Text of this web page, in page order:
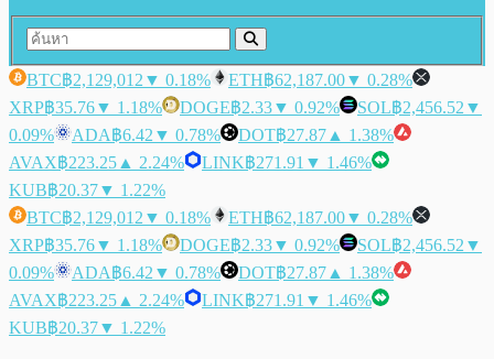
BTC฿2,129,012 ▼ 0.18% ETH฿62,187.00▼ 0.28%
XRP฿35.76▼ 1.18% DOGE฿2.33▼ 0.92% SOL฿2,456.52 ▼
0.09%
ADA฿6.42 ▼ 0.78% DOT฿27.87 ▲ 1.38%
AVAX฿223.25 ▲ 2.24% LINK฿271.91 ▼ 1.46%
KUB฿20.37▼ 1.22%
BTC฿2,129,012 ▼ 0.18% ETH฿62,187.00▼ 0.28%
XRP฿35.76▼ 1.18% DOGE฿2.33▼ 0.92% SOL฿2,456.52 ▼
0.09%
ADA฿6.42 ▼ 0.78% DOT฿27.87 ▲ 1.38%
AVAX฿223.25 ▲ 2.24% LINK฿271.91 ▼ 1.46%
KUB฿20.37▼ 1.22%